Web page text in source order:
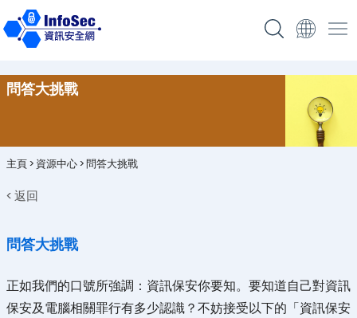
問答大挑戰
主頁> 資源中心>問答大挑戰
< 返回
問答大挑戰
正如我們的口號所強調：資訊保安你要知。要知道自己對資訊
保安及電腦相關罪行有多少認識？不妨接受以下的「資訊保安